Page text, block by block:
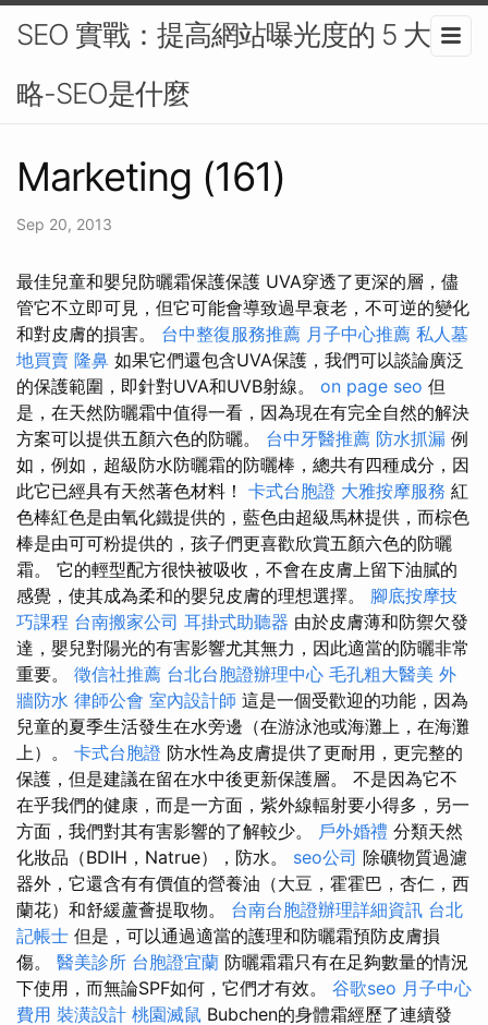
SEO 實戰：提高網站曝光度的 5 大策
略-SEO是什麼
Marketing (161)
Sep 20, 2013
最佳兒童和嬰兒防曬霜保護保護 UVA穿透了更深的層，儘
管它不立即可見，但它可能會導致過早衰老，不可逆的變化
和對皮膚的損害。 台中整復服務推薦 月子中心推薦 私人墓
地買賣 隆鼻 如果它們還包含UVA保護，我們可以談論廣泛
的保護範圍，即針對UVA和UVB射線。 on page seo 但
是，在天然防曬霜中值得一看，因為現在有完全自然的解決
方案可以提供五顏六色的防曬。 台中牙醫推薦 防水抓漏 例
如，例如，超級防水防曬霜的防曬棒，總共有四種成分，因
此它已經具有天然著色材料！ 卡式台胞證 大雅按摩服務 紅
色棒紅色是由氧化鐵提供的，藍色由超級馬林提供，而棕色
棒是由可可粉提供的，孩子們更喜歡欣賞五顏六色的防曬
霜。 它的輕型配方很快被吸收，不會在皮膚上留下油膩的
感覺，使其成為柔和的嬰兒皮膚的理想選擇。 腳底按摩技
巧課程 台南搬家公司 耳掛式助聽器 由於皮膚薄和防禦欠發
達，嬰兒對陽光的有害影響尤其無力，因此適當的防曬非常
重要。 徵信社推薦 台北台胞證辦理中心 毛孔粗大醫美 外
牆防水 律師公會 室內設計師 這是一個受歡迎的功能，因為
兒童的夏季生活發生在水旁邊（在游泳池或海灘上，在海灘
上）。 卡式台胞證 防水性為皮膚提供了更耐用，更完整的
保護，但是建議在留在水中後更新保護層。 不是因為它不
在乎我們的健康，而是一方面，紫外線輻射要小得多，另一
方面，我們對其有害影響的了解較少。 戶外婚禮 分類天然
化妝品（BDIH，Natrue），防水。 seo公司 除礦物質過濾
器外，它還含有有價值的營養油（大豆，霍霍巴，杏仁，西
蘭花）和舒緩蘆薈提取物。 台南台胞證辦理詳細資訊 台北
記帳士 但是，可以通過適當的護理和防曬霜預防皮膚損
傷。 醫美診所 台胞證宜蘭 防曬霜霜只有在足夠數量的情況
下使用，而無論SPF如何，它們才有效。 谷歌seo 月子中心
費用 裝潢設計 桃園滅鼠 Bubchen的身體霜經歷了連續發